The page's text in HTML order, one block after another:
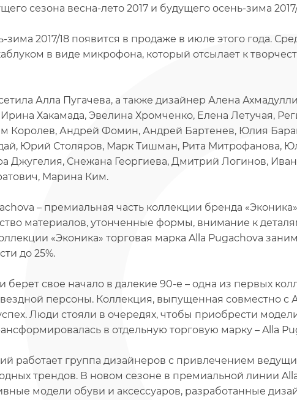
сезона весна-лето 2017 и будущего осень-зима
зима 2017/18 появится в продаже в июле этого года.
в виде микрофона, который отсылает к
Алла Пугачева, а также дизайнер Алена
Хакамада, Эвелина Хромченко, Елена Летучая,
Королев, Андрей Фомин, Андрей Бартенев, Юлия
Юрий Столяров, Марк Тишман, Рита Митрофанова,
Джугелия, Снежана Георгиева, Дмитрий Логинов,
Марина Ким.
– премиальная часть коллекции бренда
материалов, утонченные формы, внимание к
«Эконика» торговая марка Alla Pugachova
до 25%.
берет свое начало в далекие 90-е – одна из первых
персоны. Коллекция, выпущенная совместно с
Люди стояли в очередях, чтобы приобрести
в отдельную торговую марку – Alla
работает группа дизайнеров с привлечением
трендов. В новом сезоне в премиальной линии
модели обуви и аксессуаров, разработанные